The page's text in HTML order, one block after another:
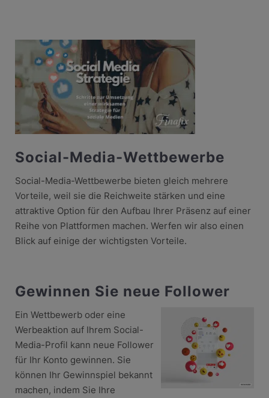
Social-Media-Wettbewerbe
Social-Media-Wettbewerbe bieten gleich mehrere
Vorteile, weil sie die Reichweite stärken und eine
attraktive Option für den Aufbau Ihrer Präsenz auf einer
Reihe von Plattformen machen. Werfen wir also einen
Blick auf einige der wichtigsten Vorteile.
Gewinnen Sie neue Follower
Ein Wettbewerb oder eine
Werbeaktion auf Ihrem Social-
Media-Profil kann neue Follower
für Ihr Konto gewinnen. Sie
können Ihr Gewinnspiel bekannt
machen, indem Sie Ihre